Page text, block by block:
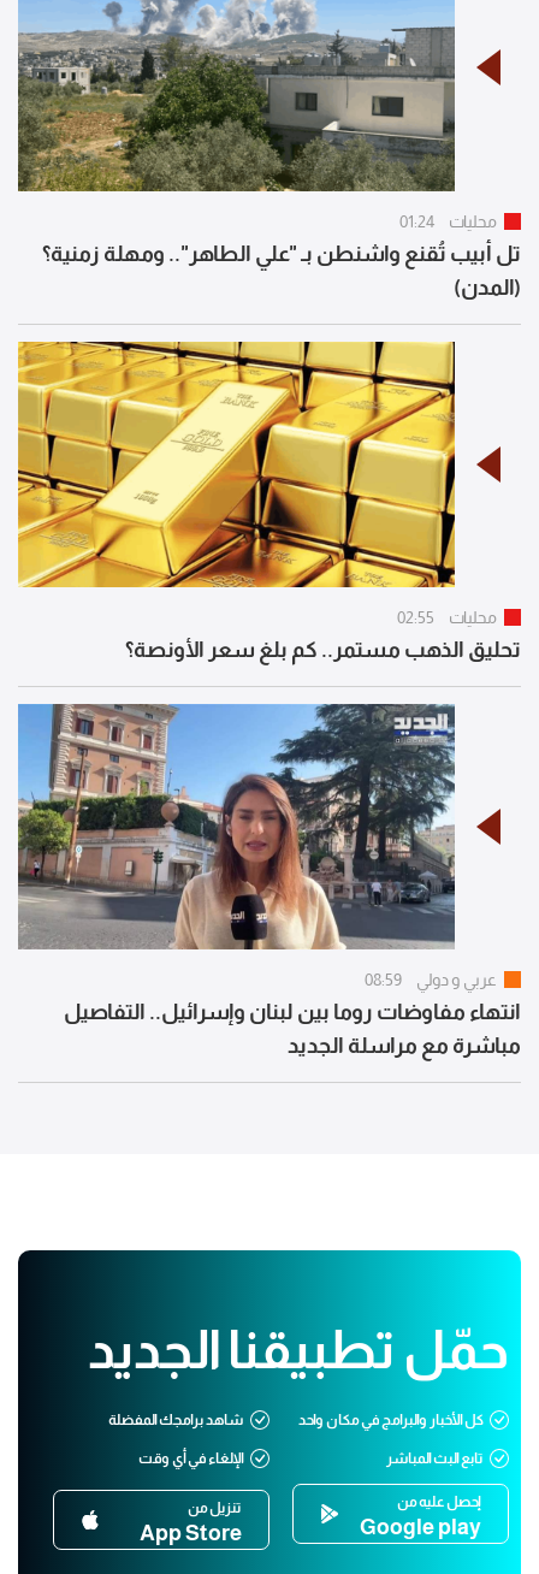
محليات 01:24
تل أبيب تُقنع واشنطن بـ "علي الطاهر".. ومهلة زمنية؟
(المدن)
محليات 02:55
تحليق الذهب مستمر.. كم بلغ سعر الأونصة؟
عربي و دولي 08:59
انتهاء مفاوضات روما بين لبنان وإسرائيل.. التفاصيل
مباشرة مع مراسلة الجديد
حمّل تطبيقنا الجديد
كل الأخبار والبرامج في مكان واحد شاهد برامجك المفضلة
تابع البث المباشر الإلغاء في أي وقت
إحصل عليه من
Google play
تنزيل من
App Store